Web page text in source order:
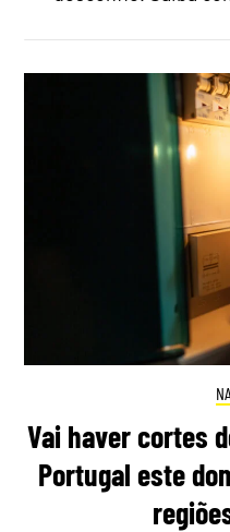
Vai haver cortes
Portugal este